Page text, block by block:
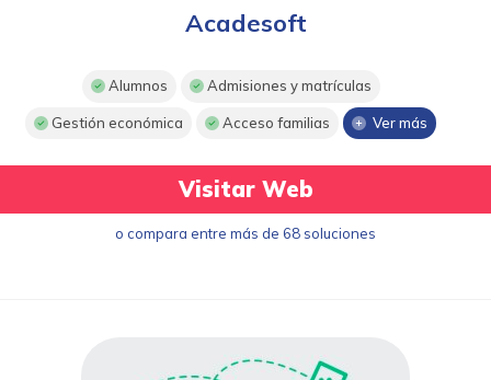
Acadesoft
Alumnos Admisiones y matrículas
Gestión económica Acceso familias Ver más
Visitar Web
o compara entre más de 68 soluciones